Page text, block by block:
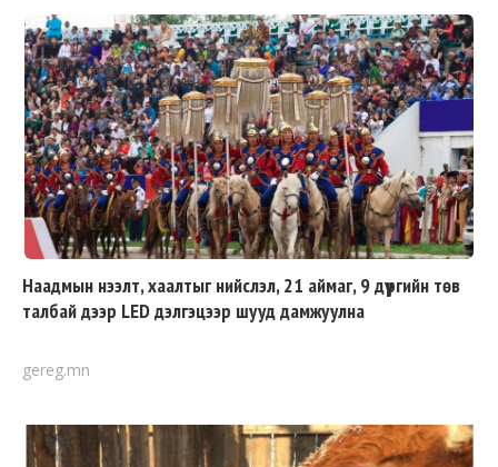
Наадмын нээлт, хаалтыг нийслэл, 21 аймаг, 9 дүүргийн төв
талбай дээр LED дэлгэцээр шууд дамжуулна
gereg.mn